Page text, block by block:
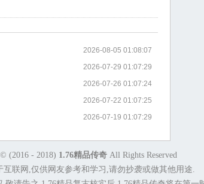
2026-08-05 01:08:07
2026-07-29 01:07:29
2026-07-26 01:07:24
2026-07-22 01:07:25
2026-07-19 01:07:29
(2016 - 2018) 1.76精品传奇All Rights Reserved
互联网,仅供网友参考和学习,请勿抄袭或做其他用途.